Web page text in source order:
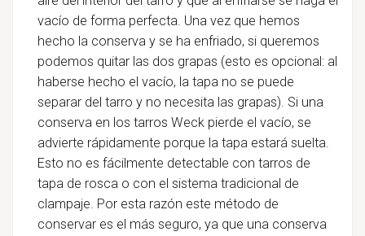
vacío de forma perfecta. Una vez que hemos
hecho la conserva y se ha enfriado, si queremos
podemos quitar las dos grapas (esto es opcional: al
haberse hecho el vacío, la tapa no se puede
separar del tarro y no necesita las grapas). Si una
conserva en los tarros Weck pierde el vacío, se
advierte rápidamente porque la tapa estará suelta.
Esto no es fácilmente detectable con tarros de
tapa de rosca o con el sistema tradicional de
clampaje. Por esta razón este método de
conservar es el más seguro, ya que una conserva